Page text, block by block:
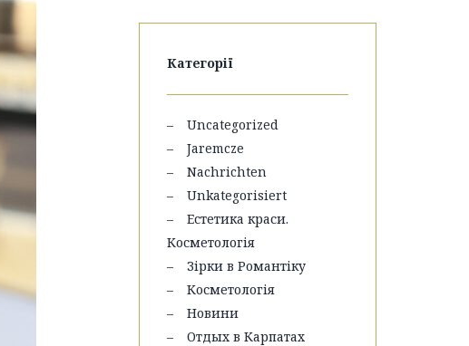
Категорії
Uncategorized
Jaremcze
Nachrichten
Unkategorisiert
Естетика краси.
Косметологія
Зірки в Романтіку
Косметологія
Новини
Отдых в Карпатах